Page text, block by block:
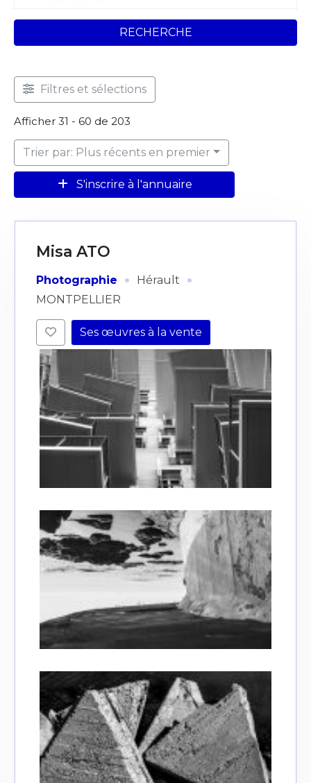
RECHERCHE
Filtres et sélections
Afficher 31 - 60 de 203
Trier par: Plus récents en premier
S'inscrire à l'annuaire
Misa ATO
Photographie · Hérault ·
MONTPELLIER
Ses œuvres à la vente